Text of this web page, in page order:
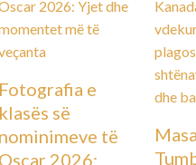
Fotografia e
klasës së
nominimeve të
Oscar 2026: